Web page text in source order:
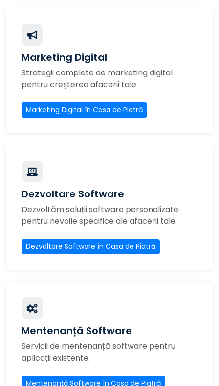
Marketing Digital
Strategii complete de marketing digital
pentru creșterea afacerii tale.
Marketing Digital în Casa de Piatră
Dezvoltare Software
Dezvoltăm soluții software personalizate
pentru nevoile specifice ale afacerii tale.
Dezvoltare Software în Casa de Piatră
Mentenanță Software
Servicii de mentenanță software pentru
aplicații existente.
Mentenanță Software în Casa de Piatră